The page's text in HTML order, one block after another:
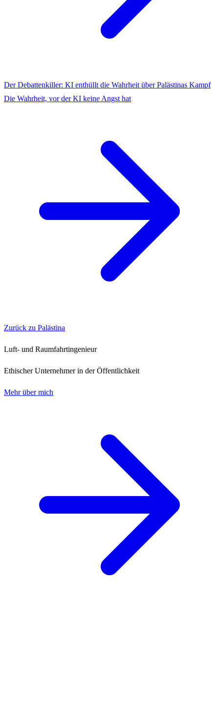
Der Debattenkiller: KI enthüllt die Wahrheit über Palästinas Kampf
Die Wahrheit, vor der KI keine Angst hat
Zurück zu Palästina
Luft- und Raumfahrtingenieur
Ethischer Unternehmer in der Öffentlichkeit
Mehr über mich